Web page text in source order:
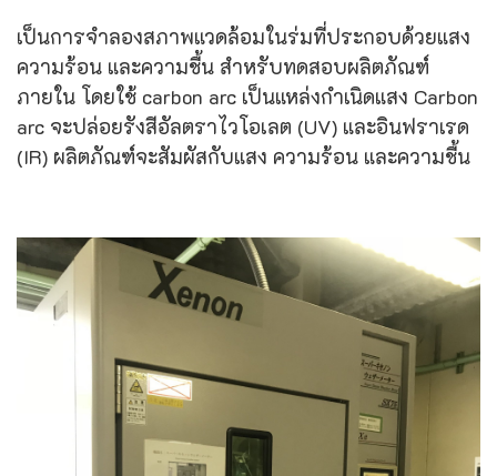
เป็นการจำลองสภาพแวดล้อมในร่มที่ประกอบด้วยแสง
ความร้อน และความชื้น สำหรับทดสอบผลิตภัณฑ์
ภายใน โดยใช้ carbon arc เป็นแหล่งกำเนิดแสง Carbon
arc จะปล่อยรังสีอัลตราไวโอเลต (UV) และอินฟราเรด
(IR) ผลิตภัณฑ์จะสัมผัสกับแสง ความร้อน และความชื้น